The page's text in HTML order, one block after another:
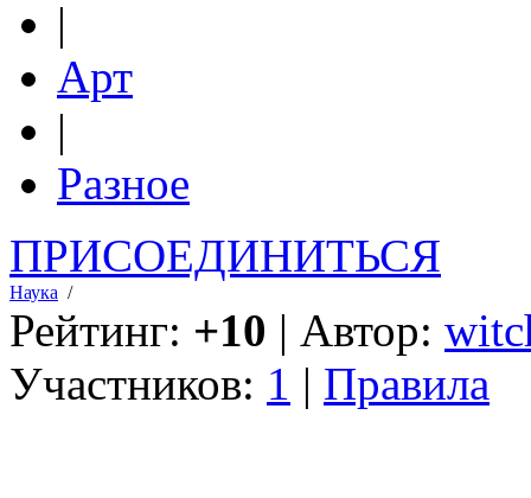
|
Арт
|
Разное
ПРИСОЕДИНИТЬСЯ
Наука /
Рейтинг: +10 | Автор:
Участников: 1 | Правила